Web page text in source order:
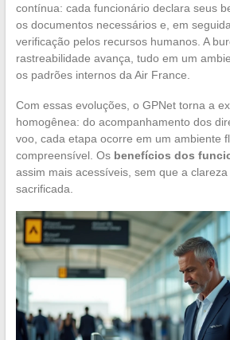
contínua: cada funcionário declara seus
os documentos necessários e, em
verificação pelos recursos humanos. A
rastreabilidade avança, tudo em um
os padrões internos da Air France.
Com essas evoluções, o GPNet torna a
homogênea: do acompanhamento dos
voo, cada etapa ocorre em um ambiente
compreensível. Os benefícios dos
assim mais acessíveis, sem que a
sacrificada.